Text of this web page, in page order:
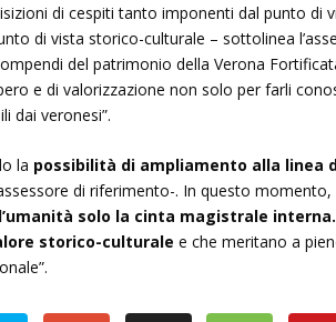
di cespiti tanto imponenti dal punto di
di vista storico-culturale – sottolinea
del patrimonio della Verona
e di valorizzazione non solo per farli
dai veronesi”.
la possibilità di ampliamento alla linea
di riferimento-. In questo
solo la cinta magistrale
storico-culturale e che meritano a